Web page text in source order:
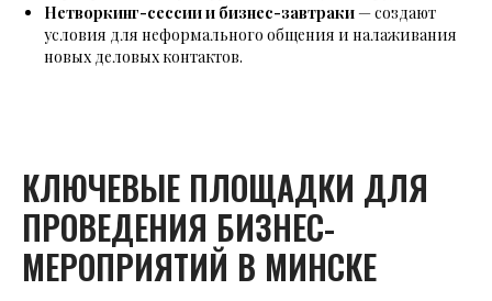
Нетворкинг-сессии и бизнес-завтраки— создают
условия для неформального общения и налаживания
новых деловых контактов.
КЛЮЧЕВЫЕ ПЛОЩАДКИ ДЛЯ
ПРОВЕДЕНИЯ БИЗНЕС-
МЕРОПРИЯТИЙ В МИНСКЕ